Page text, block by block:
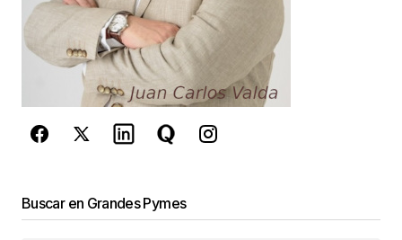
reCAPTCHA y la
Política de
privacidady losTérminos del servicio
de Googlese aplican.
Enviar Comentario
Buscar en Grandes Pymes